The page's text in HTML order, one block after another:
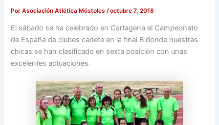
PorAsociación Atlética Móstoles/octubre 7, 2018
El sábado se ha celebrado en Cartagena el Campeonato
de España de clubes cadete en la final B donde nuestras
chicas se han clasificado en sexta posición con unas
excelentes actuaciones.